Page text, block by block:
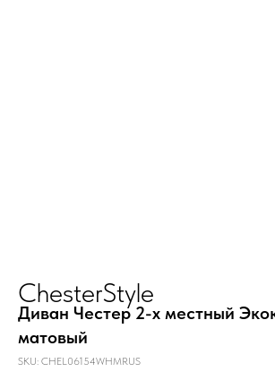
ChesterStyle
Диван Честер 2-х местный
матовый
SKU: CHEL06154WHMRUS